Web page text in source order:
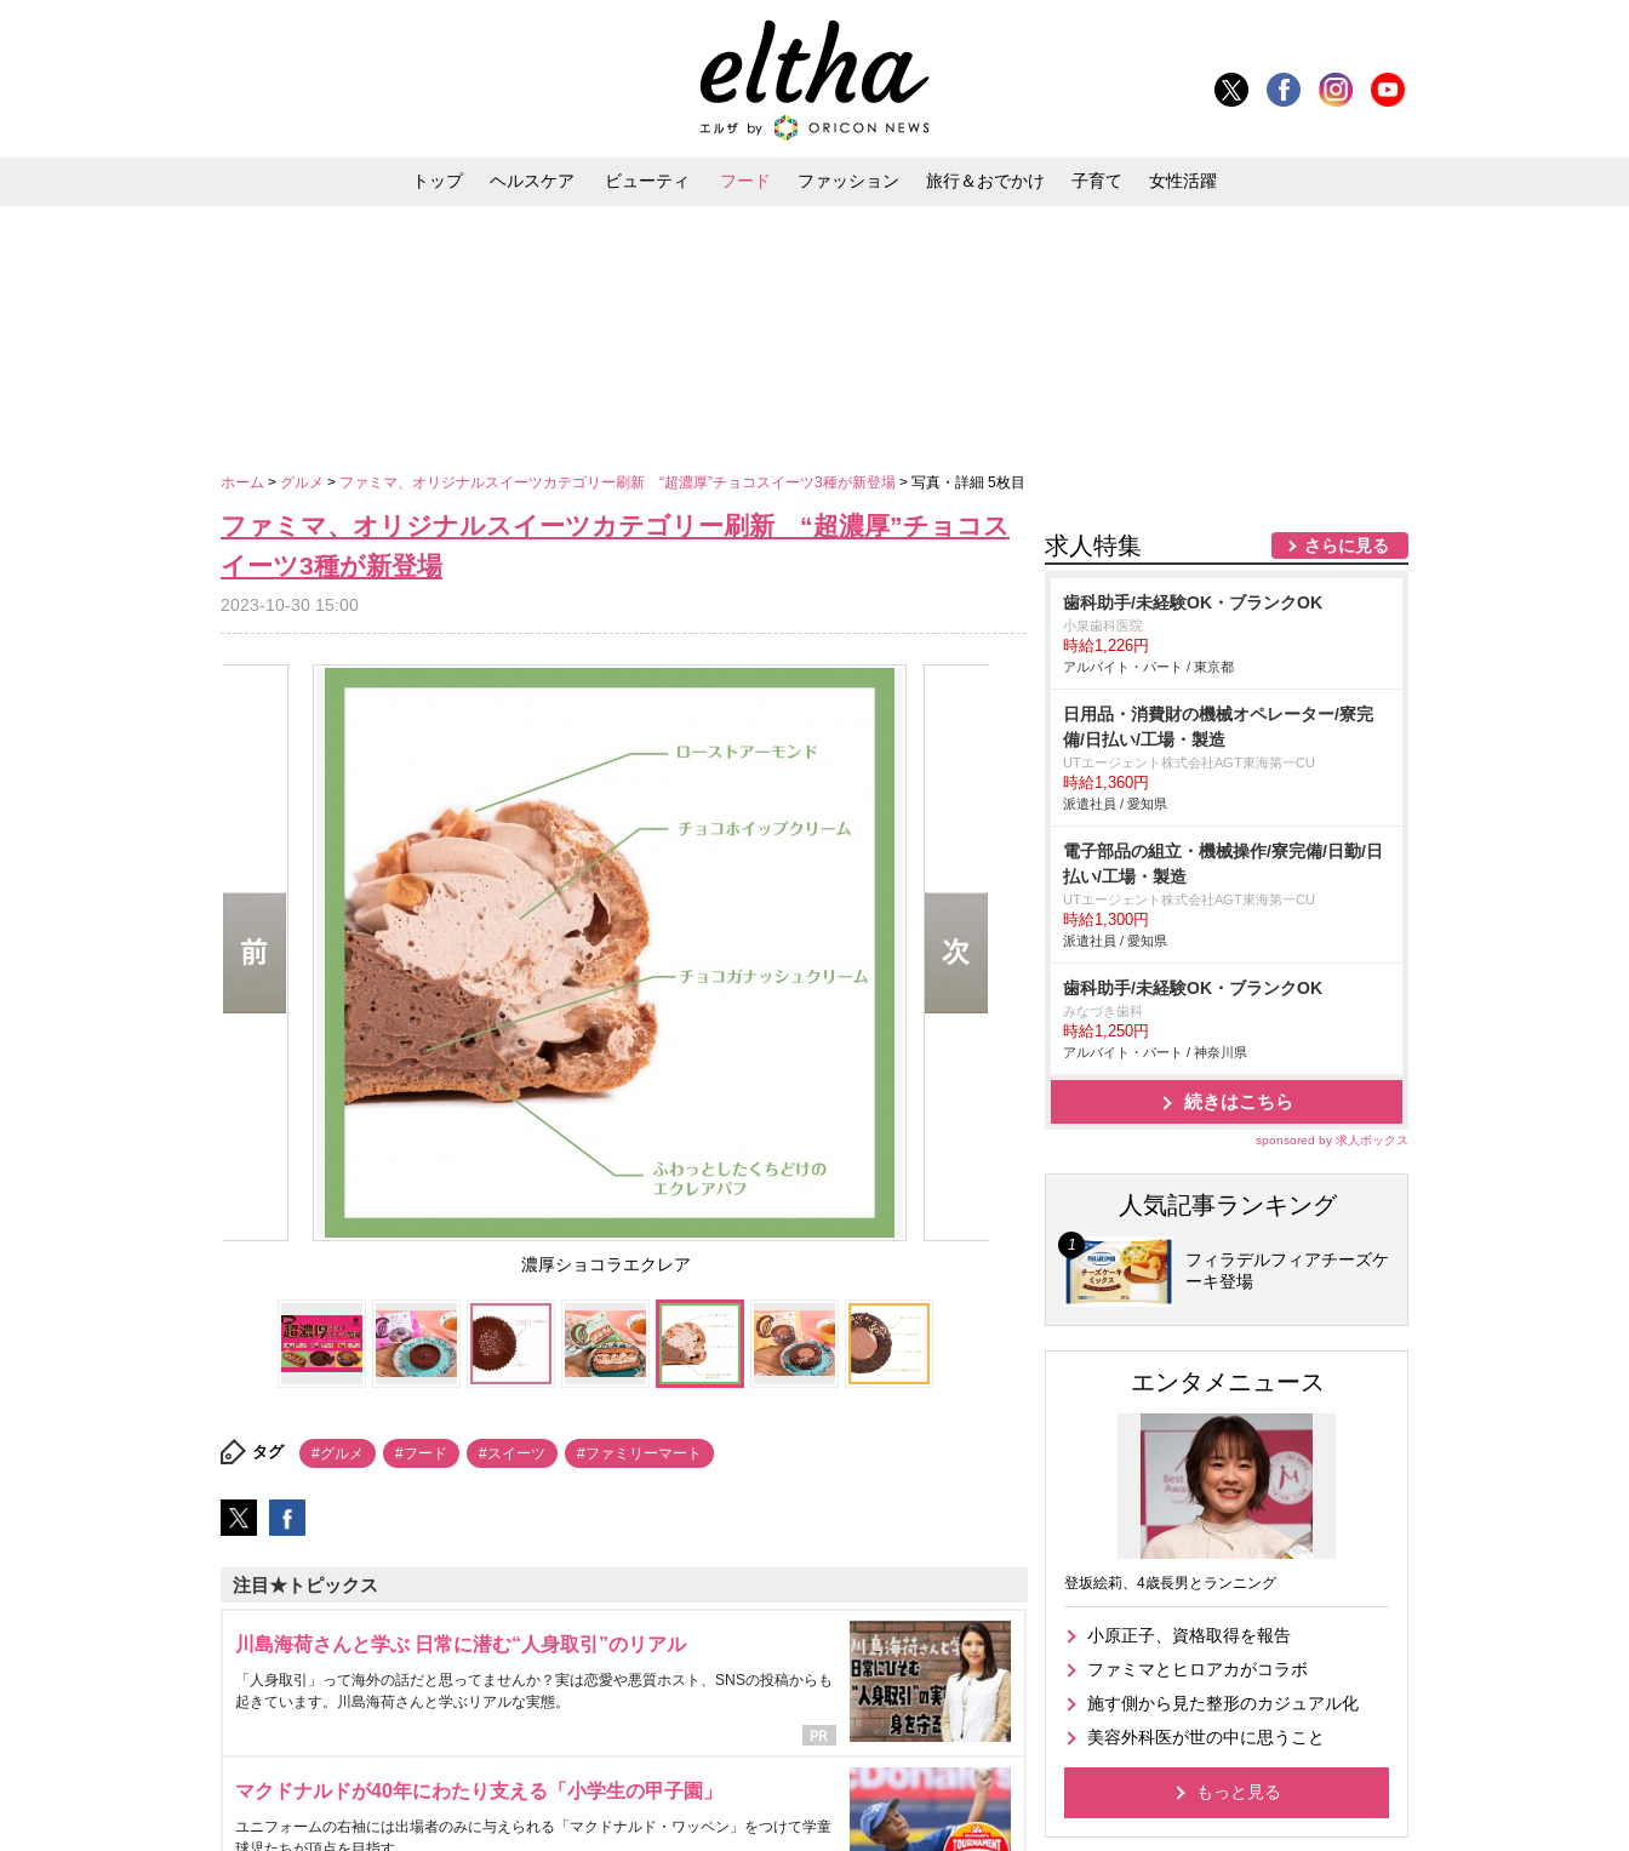
トップ ヘルスケア ビューティ フード ファッション 旅行＆おでかけ 子育て 女性活躍
ホーム > グルメ > ファミマ、オリジナルスイーツカテゴリー刷新 “超濃厚”チョコスイーツ3種が新登場 > 写真・詳細 5枚目
ファミマ、オリジナルスイーツカテゴリー刷新 “超濃厚”チョコス
イーツ3種が新登場
2023-10-30 15:00
濃厚ショコラエクレア
タグ #グルメ #フード #スイーツ #ファミリーマート
注目★トピックス
川島海荷さんと学ぶ 日常に潜む“人身取引”のリアル
「人身取引」って海外の話だと思ってませんか？実は恋愛や悪質ホスト、SNSの投稿からも
起きています。川島海荷さんと学ぶリアルな実態。
マクドナルドが40年にわたり支える「小学生の甲子園」
ユニフォームの右袖には出場者のみに与えられる「マクドナルド・ワッペン」をつけて学童
求人特集 さらに見る
歯科助手/未経験OK・ブランクOK
小泉歯科医院
時給1,226円
アルバイト・パート / 東京都
日用品・消費財の機械オペレーター/寮完
備/日払い/工場・製造
UTエージェント株式会社AGT東海第一CU
時給1,360円
派遣社員 / 愛知県
電子部品の組立・機械操作/寮完備/日勤/日
払い/工場・製造
UTエージェント株式会社AGT東海第一CU
時給1,300円
派遣社員 / 愛知県
歯科助手/未経験OK・ブランクOK
みなづき歯科
時給1,250円
アルバイト・パート / 神奈川県
続きはこちら
sponsored by 求人ボックス
人気記事ランキング
フィラデルフィアチーズケ
ーキ登場
エンタメニュース
登坂絵莉、4歳長男とランニング
小原正子、資格取得を報告
ファミマとヒロアカがコラボ
施す側から見た整形のカジュアル化
美容外科医が世の中に思うこと
もっと見る